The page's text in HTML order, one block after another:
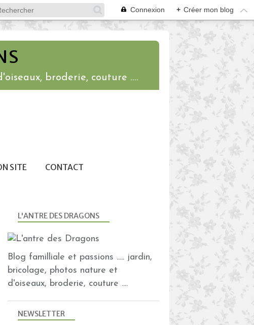
Connexion + Créer mon blog
broderie, couture ....
SITE CONTACT
NEWSLETTER
L'ANTRE DES DRAGONS
Blog familliale et passions ..... jardin,
bricolage, photos nature et
d'oiseaux, broderie, couture ....